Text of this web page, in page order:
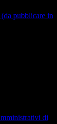
pubblicare in
di